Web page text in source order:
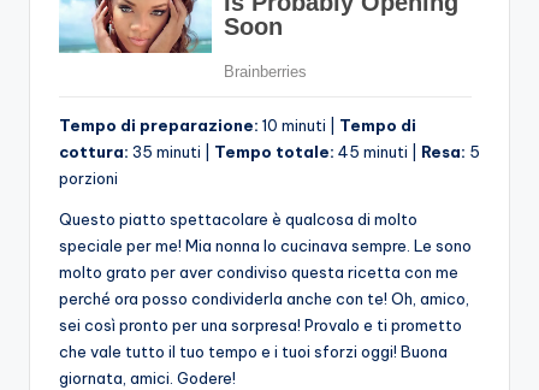
Tempo di preparazione: 10 minuti | Tempo di
cottura: 35 minuti | Tempo totale: 45 minuti | Resa: 5
porzioni
Questo piatto spettacolare è qualcosa di molto
speciale per me! Mia nonna lo cucinava sempre. Le sono
molto grato per aver condiviso questa ricetta con me
perché ora posso condividerla anche con te! Oh, amico,
sei così pronto per una sorpresa! Provalo e ti prometto
che vale tutto il tuo tempo e i tuoi sforzi oggi! Buona
giornata, amici. Godere!